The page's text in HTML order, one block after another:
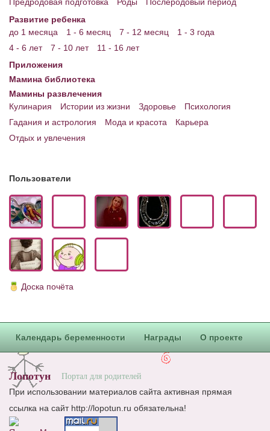
Развитие ребенка
до 1 месяца
1 - 6 месяц 7 - 12 месяц
1 - 3 года
4 - 6 лет
7 - 10 лет
11 - 16 лет
Приложения
Мамина библиотека
Мамины развлечения
Кулинария
Истории из жизни Здоровье
Психология
Гадания и астрология
Мода и красота
Карьера
Отдых и увлечения
Пользователи
Доска почёта
Календарь беременности Награды О проекте
Лопотун Портал для родителей
При использовании материалов сайта активная прямая
ссылка на сайт http://lopotun.ru обязательна!